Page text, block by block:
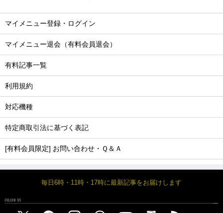
マイメニュー登録・ログイン
マイメニュー退会（有料会員退会）
有料記事一覧
利用規約
対応機種
特定商取引法に基づく表記
[有料会員限定] お問い合わせ・Ｑ＆Ａ
毎日6時・11時・17時に最新記事をお届けします
FOLLOW US